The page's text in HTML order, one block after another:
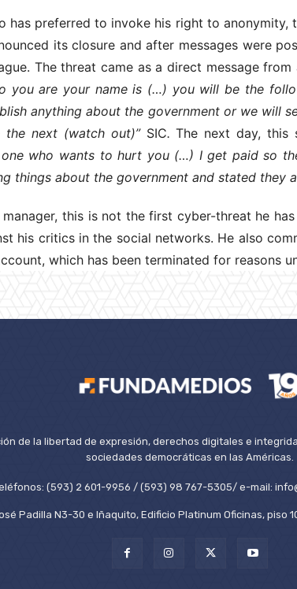
has preferred to invoke his right to
its closure and after messages were
The threat came as a direct message
you are your name is (…) you will be the
anything about the government or we will
next (watch out)” SIC.The next day, this
who wants to hurt you (…) I get paid so
things about the government and stated they
manager, this is not the first cyber-threat he
his critics in the social networks. He also
which has been terminated for reasons
de la libertad de expresión, derechos digitales e
sociedades democráticas en las Américas.
(593) 2 601-9956 / (593) 98 767-5305/ e-mail:
Padilla N3-30 e Iñaquito, Edificio Platinum Oficinas, piso